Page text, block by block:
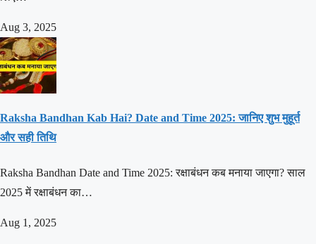
Aug 3, 2025
Raksha Bandhan Kab Hai? Date and Time 2025: जानिए शुभ मुहूर्त
और सही तिथि
Raksha Bandhan Date and Time 2025: रक्षाबंधन कब मनाया जाएगा? साल
2025 में रक्षाबंधन का…
Aug 1, 2025